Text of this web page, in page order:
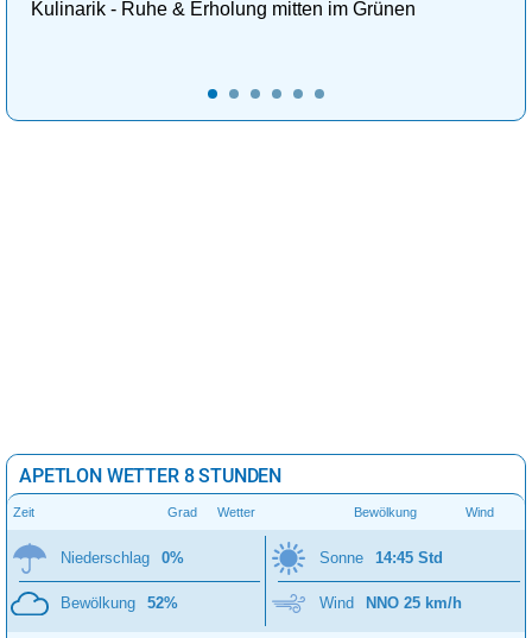
Kulinarik - Ruhe & Erholung mitten im Grünen
APETLON WETTER 8 STUNDEN
Zeit Grad Wetter Bewölkung Wind
Niederschlag 0%
Bewölkung 52%
Sonne 14:45 Std
Wind NNO 25 km/h